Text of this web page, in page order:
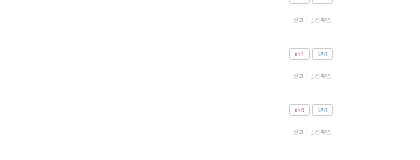
신고 | 공감 확인
0
1
신고 | 공감 확인
0
0
신고 | 공감 확인